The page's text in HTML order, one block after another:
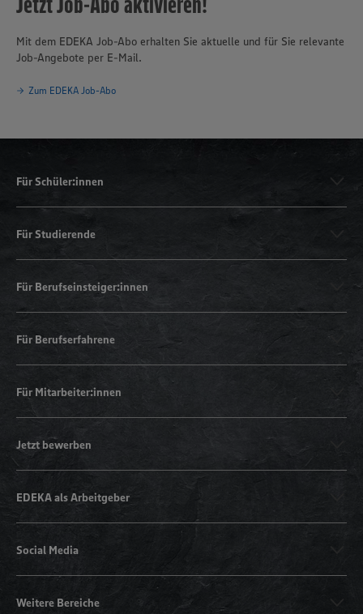
Mit dem EDEKA Job-Abo erhalten Sie aktuelle und für Sie relevante
Job-Angebote per E-Mail.
Zum EDEKA Job-Abo
Für Schüler:innen
Für Studierende
Für Berufseinsteiger:innen
Für Berufserfahrene
Für Mitarbeiter:innen
Jetzt bewerben
EDEKA als Arbeitgeber
Social Media
Weitere Bereiche